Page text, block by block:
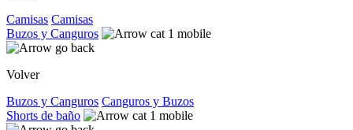
Camisas Camisas
Buzos y Canguros
Volver
Buzos y Canguros Canguros y Buzos
Shorts de baño